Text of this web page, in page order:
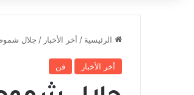
الرئيسية / أخر الأخبار / جلال شموط يتولى علاج 14
أخر الأخبار فن